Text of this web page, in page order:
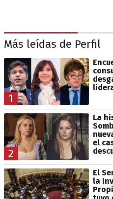
Más leídas de Perfil
1
2
La
el
El
la